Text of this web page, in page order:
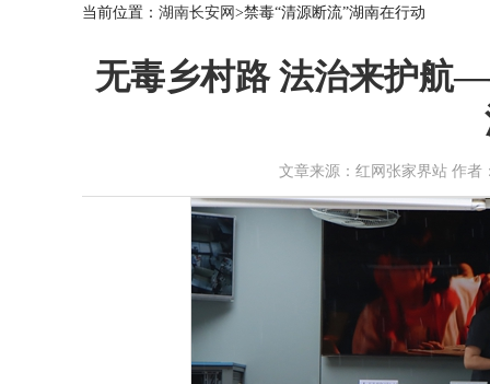
当前位置： 湖南长安网 >禁毒“清源断流”湖南在行动
无毒乡村路 法治来护航
文章来源：红网张家界站 作者